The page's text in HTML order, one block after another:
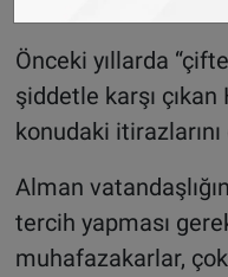
Önceki yıllarda
şiddetle karşı
konudaki
Alman
tercih yapması
muhafazakarlar,